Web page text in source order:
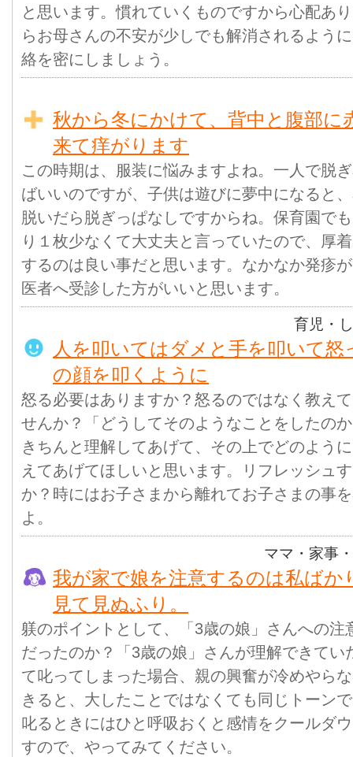
と思います。慣れていくものですから心配あ
らお母さんの不安が少しでも解消されるよう
絡を密にしましょう。
秋から冬にかけて、背中と腹部に
来て痒がります
この時期は、服装に悩みますよね。一人で脱
ばいいのですが、子供は遊びに夢中になると
脱いだら脱ぎっぱなしですからね。保育園で
り１枚少なくて大丈夫と言っていたので、厚
するのは良い事だと思います。なかなか発疹
医者へ受診した方がいいと思います。
育児・
人を叩いてはダメと手を叩いて怒
の顔を叩くように
怒る必要はありますか？怒るのではなく教え
せんか？「どうしてそのようなことをしたの
きちんと理解してあげて、その上でどのよう
えてあげてほしいと思います。リフレッシュ
か？時にはお子さまから離れてお子さまの事
よ。
ママ・家事
我が家で娘を注意するのは私ばか
見て見ぬふり。
躾のポイントとして、「3歳の娘」さんへの注
だったのか？「3歳の娘」さんが理解できてい
て叱ってしまった場合、親の興奮が冷めやら
きると、大したことではなくても同じトーン
叱るときにはひと呼吸おくと感情をクールダ
すので、やってみてください。